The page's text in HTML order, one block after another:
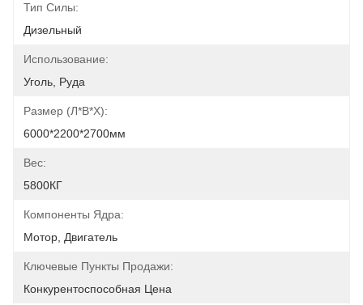
Тип Силы:
Дизельный
Использование:
Уголь, Руда
Размер (л*в*х):
6000*2200*2700мм
Вес:
5800КГ
Компоненты Ядра:
Мотор, Двигатель
Ключевые Пункты Продажи:
Конкурентоспособная Цена